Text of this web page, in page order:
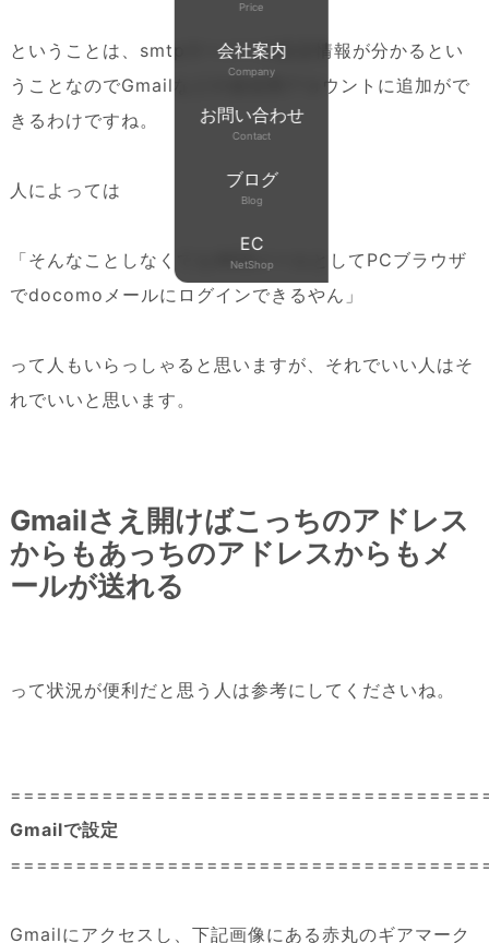
Price
会社案内
Company
お問い合わせ
Contact
ブログ
Blog
EC
NetShop
ということは、smtpサーバーの設定情報が分かるとい
うことなのでGmailなどの送信用アカウントに追加がで
きるわけですね。
人によっては
「そんなことしなくてもWEBメールとしてPCブラウザ
でdocomoメールにログインできるやん」
って人もいらっしゃると思いますが、それでいい人はそ
れでいいと思います。
Gmailさえ開けばこっちのアドレス
からもあっちのアドレスからもメ
ールが送れる
って状況が便利だと思う人は参考にしてくださいね。
Gmailで設定
Gmailにアクセスし、下記画像にある赤丸のギアマーク